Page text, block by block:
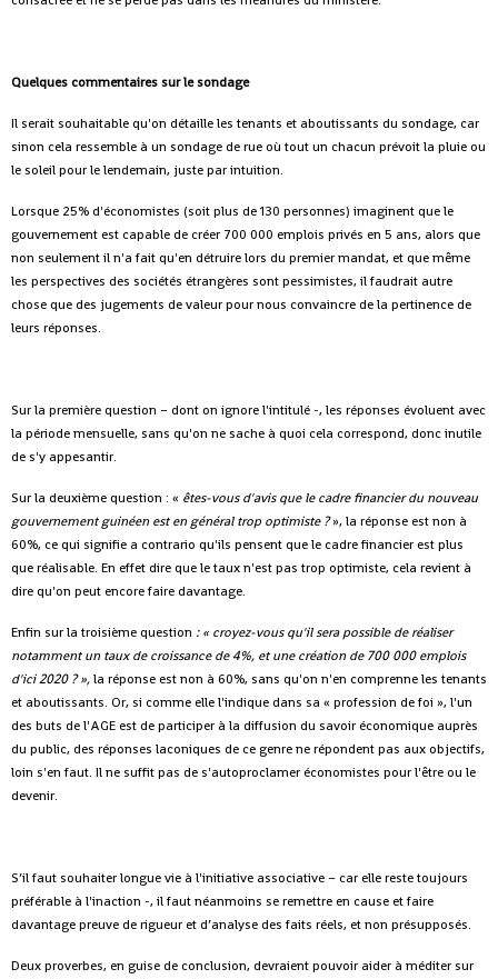
Quelques commentaires sur le sondage
Il serait souhaitable qu'on détaille les tenants et aboutissants du sondage, car
sinon cela ressemble à un sondage de rue où tout un chacun prévoit la pluie ou
le soleil pour le lendemain, juste par intuition.
Lorsque 25% d'économistes (soit plus de 130 personnes) imaginent que le
gouvernement est capable de créer 700 000 emplois privés en 5 ans, alors que
non seulement il n'a fait qu'en détruire lors du premier mandat, et que même
les perspectives des sociétés étrangères sont pessimistes, il faudrait autre
chose que des jugements de valeur pour nous convaincre de la pertinence de
leurs réponses.
Sur la première question – dont on ignore l'intitulé -, les réponses évoluent avec
la période mensuelle, sans qu'on ne sache à quoi cela correspond, donc inutile
de s'y appesantir.
Sur la deuxième question : « êtes-vous d'avis que le cadre financier du nouveau
gouvernement guinéen est en général trop optimiste ?», la réponse est non à
60%, ce qui signifie a contrario qu'ils pensent que le cadre financier est plus
que réalisable. En effet dire que le taux n'est pas trop optimiste, cela revient à
dire qu'on peut encore faire davantage.
Enfin sur la troisième question : « croyez-vous qu'il sera possible de réaliser
notamment un taux de croissance de 4%, et une création de 700 000 emplois
d'ici 2020 ? »,la réponse est non à 60%, sans qu'on n'en comprenne les tenants
et aboutissants. Or, si comme elle l'indique dans sa « profession de foi », l'un
des buts de l'AGE est de participer à la diffusion du savoir économique auprès
du public, des réponses laconiques de ce genre ne répondent pas aux objectifs,
loin s'en faut. Il ne suffit pas de s'autoproclamer économistes pour l'être ou le
devenir.
S’il faut souhaiter longue vie à l'initiative associative – car elle reste toujours
préférable à l'inaction -, il faut néanmoins se remettre en cause et faire
davantage preuve de rigueur et d’analyse des faits réels, et non présupposés.
Deux proverbes, en guise de conclusion, devraient pouvoir aider à méditer sur